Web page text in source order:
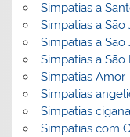
Simpatias a
Simpatias a São
Simpatias a São
Simpatias a São
Simpatias Amor
Simpatias
Simpatias
Simpatias com